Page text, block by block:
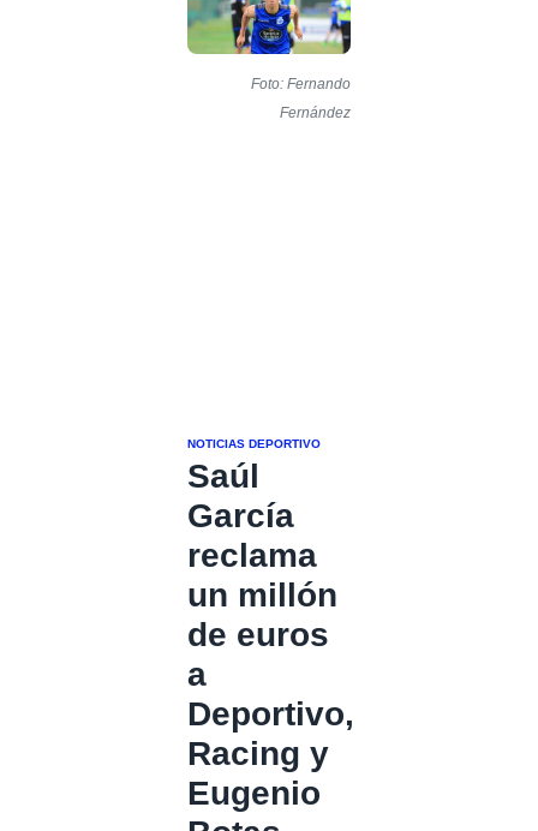
Foto: Fernando
Fernández
NOTICIAS DEPORTIVO
Saúl
García
reclama
un millón
de euros
a
Deportivo,
Racing y
Eugenio